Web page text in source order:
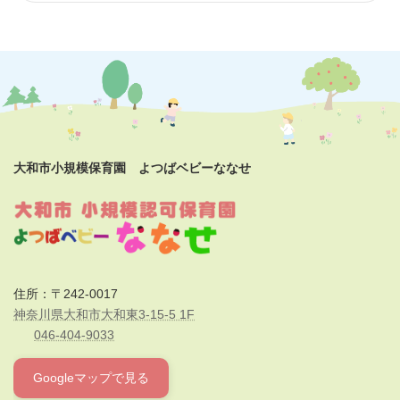
大和市小規模保育園 よつばベビーななせ
住所：〒242-0017
神奈川県大和市大和東3-15-5 1F
046-404-9033
Googleマップで見る